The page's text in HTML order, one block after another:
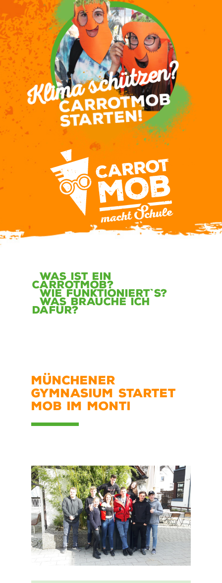
Was ist ein
CarrotMob?
Wie funktioniert`s?
Was brauche ich
dafür?
MÜNCHENER
GYMNASIUM STARTET
MOB IM MONTI